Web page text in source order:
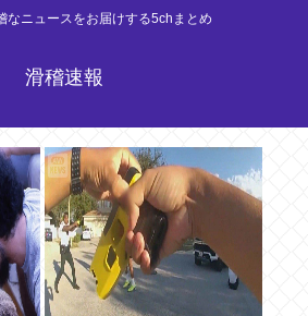
なニュースをお届けする5chまとめ
滑稽速報